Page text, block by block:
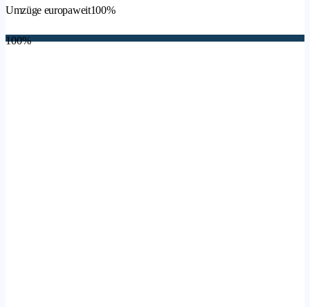
Umzüge europaweit100%
100%